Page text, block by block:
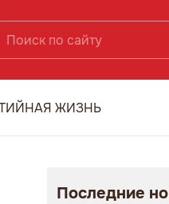
ЖИЗНЬ
Последние